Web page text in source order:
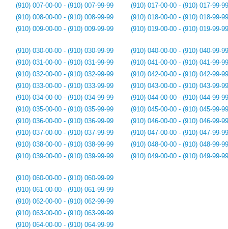
(910) 007-00-00 - (910) 007-99-99
(910) 008-00-00 - (910) 008-99-99
(910) 009-00-00 - (910) 009-99-99
(910) 017-00-00 - (910) 017-99-99
(910) 018-00-00 - (910) 018-99-99
(910) 019-00-00 - (910) 019-99-99
(910) 030-00-00 - (910) 030-99-99
(910) 031-00-00 - (910) 031-99-99
(910) 032-00-00 - (910) 032-99-99
(910) 033-00-00 - (910) 033-99-99
(910) 034-00-00 - (910) 034-99-99
(910) 035-00-00 - (910) 035-99-99
(910) 036-00-00 - (910) 036-99-99
(910) 037-00-00 - (910) 037-99-99
(910) 038-00-00 - (910) 038-99-99
(910) 039-00-00 - (910) 039-99-99
(910) 040-00-00 - (910) 040-99-99
(910) 041-00-00 - (910) 041-99-99
(910) 042-00-00 - (910) 042-99-99
(910) 043-00-00 - (910) 043-99-99
(910) 044-00-00 - (910) 044-99-99
(910) 045-00-00 - (910) 045-99-99
(910) 046-00-00 - (910) 046-99-99
(910) 047-00-00 - (910) 047-99-99
(910) 048-00-00 - (910) 048-99-99
(910) 049-00-00 - (910) 049-99-99
(910) 060-00-00 - (910) 060-99-99
(910) 061-00-00 - (910) 061-99-99
(910) 062-00-00 - (910) 062-99-99
(910) 063-00-00 - (910) 063-99-99
(910) 064-00-00 - (910) 064-99-99